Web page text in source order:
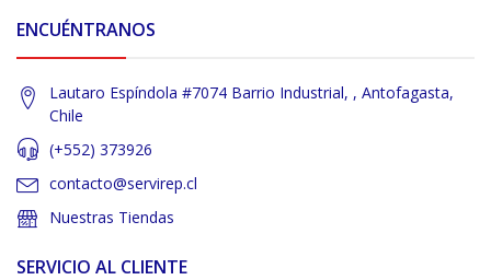
ENCUÉNTRANOS
Lautaro Espíndola #7074 Barrio Industrial, , Antofagasta,
Chile
(+552) 373926
contacto@servirep.cl
Nuestras Tiendas
SERVICIO AL CLIENTE